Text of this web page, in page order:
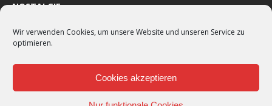
Wir verwenden Cookies, um unsere Website und unseren Service zu
optimieren.
Cookies akzeptieren
NOSTALGIE